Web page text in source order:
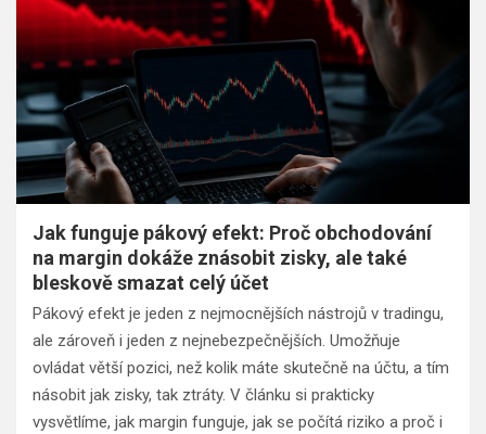
Jak funguje pákový efekt: Proč obchodování
na margin dokáže znásobit zisky, ale také
bleskově smazat celý účet
Pákový efekt je jeden z nejmocnějších nástrojů v tradingu,
ale zároveň i jeden z nejnebezpečnějších. Umožňuje
ovládat větší pozici, než kolik máte skutečně na účtu, a tím
násobit jak zisky, tak ztráty. V článku si prakticky
vysvětlíme, jak margin funguje, jak se počítá riziko a proč i